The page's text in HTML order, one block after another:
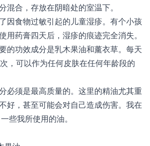
混合，存放在阴暗处的室温下。
因食物过敏引起的儿童湿疹。有个小孩
用药膏四天后，湿疹的痕迹完全消失。
的功效成分是乳木果油和薰衣草。每天
，可以作为任何皮肤在任何年龄段的
必须是最高质量的。这里的精油尤其重
好，甚至可能会对自己造成伤害。我在
些我所使用的油。